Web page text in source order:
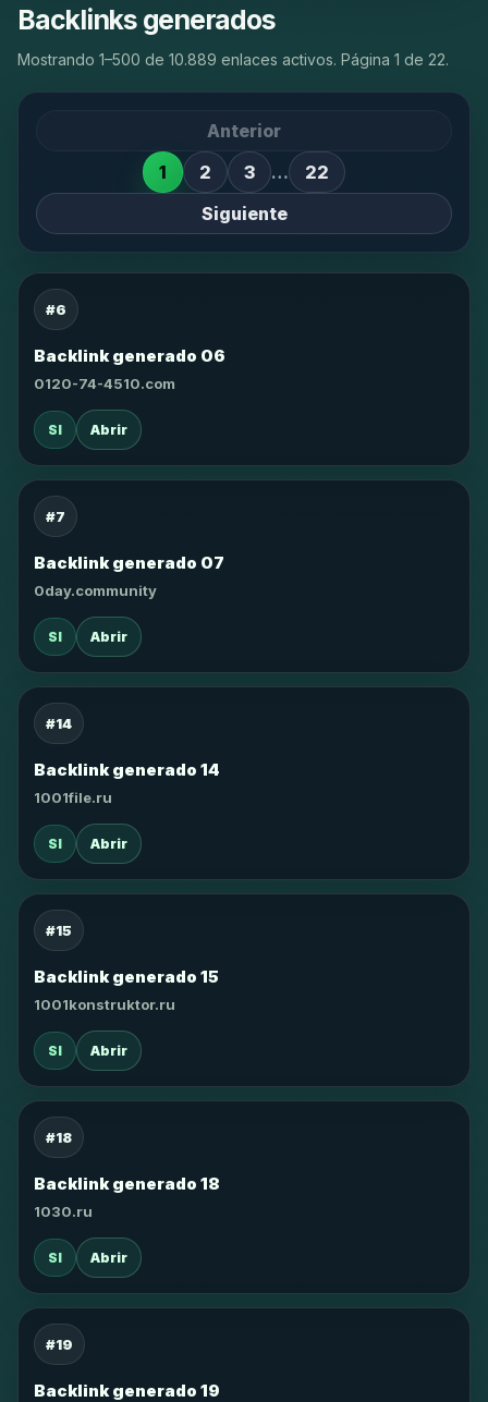
Backlinks generados
Mostrando 1–500 de 10.889 enlaces activos. Página 1 de 22.
Anterior
1
2 3 …
22
Siguiente
#6
Backlink generado 06
0120-74-4510.com
SI Abrir
#7
Backlink generado 07
0day.community
SI Abrir
#14
Backlink generado 14
1001file.ru
SI Abrir
#15
Backlink generado 15
1001konstruktor.ru
SI Abrir
#18
Backlink generado 18
1030.ru
SI Abrir
#19
Backlink generado 19